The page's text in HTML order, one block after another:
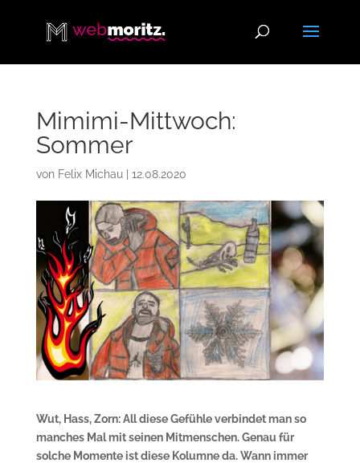
Mimimi-Mittwoch:
Sommer
von Felix Michau| 12.08.2020
Wut, Hass, Zorn: All diese Gefühle verbindet man so
manches Mal mit seinen Mitmenschen. Genau für
solche Momente ist diese Kolumne da. Wann immer